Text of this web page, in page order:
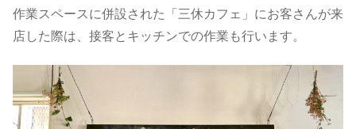
作業スペースに併設された「三休カフェ」にお客さんが来
店した際は、接客とキッチンでの作業も行います。